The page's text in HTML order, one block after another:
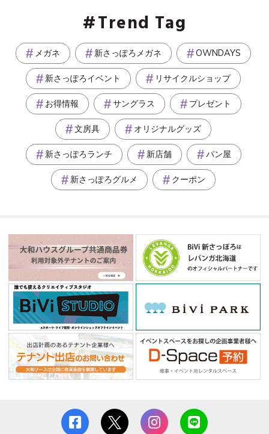
Trend Tag
メガネ 新さっぽろメガネ OWNDAYS
新さっぽろイベント リサイクルショップ
お得情報 サングラス プレゼント
文房具 オリジナルグッズ
新さっぽろランチ 新店舗 パン屋
新さっぽろグルメ クーポン